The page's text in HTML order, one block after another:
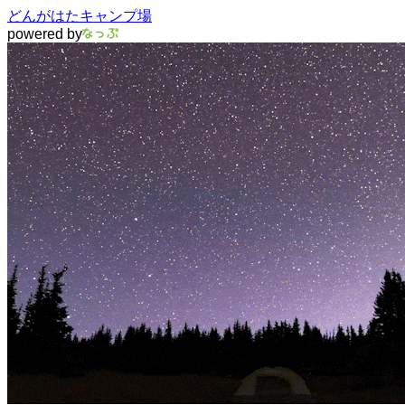
どんがはたキャンプ場
powered by